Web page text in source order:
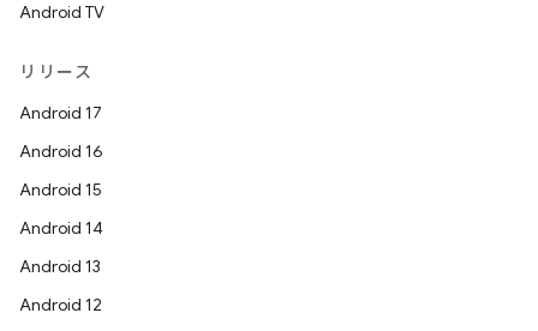
Android TV
リリース
Android 17
Android 16
Android 15
Android 14
Android 13
Android 12